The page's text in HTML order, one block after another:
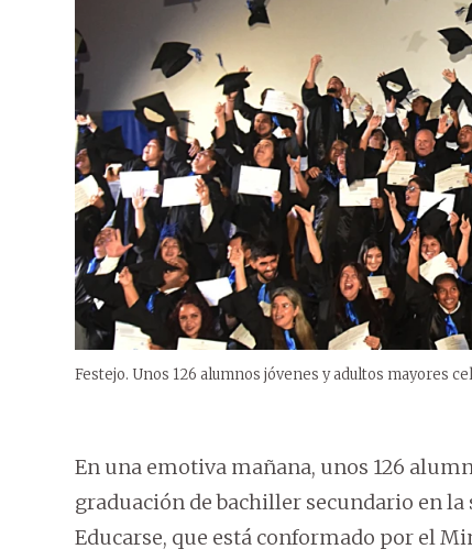
Festejo. Unos 126 alumnos jóvenes y adultos mayores
En una emotiva mañana, unos 126
graduación de bachiller secundario en
Educarse, que está conformado por el